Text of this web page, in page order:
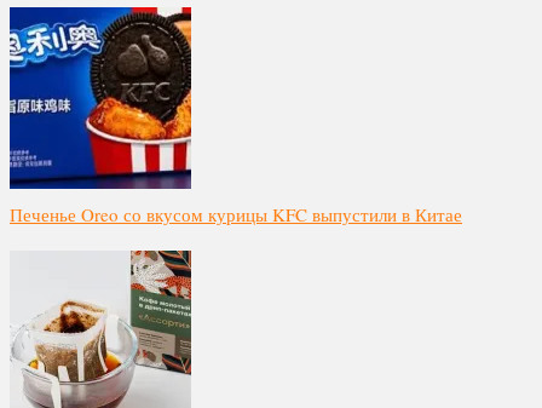
Печенье Oreo со вкусом курицы KFC выпустили в Китае